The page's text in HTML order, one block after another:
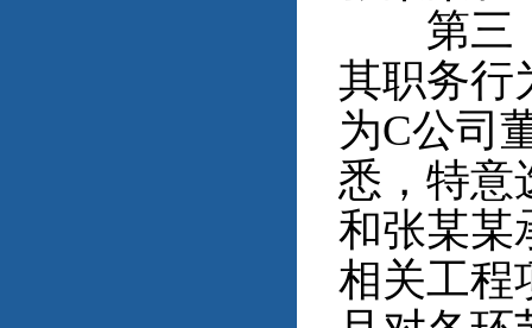
第三，
其职务行
为C公司
悉，特意
和张某某
相关工程